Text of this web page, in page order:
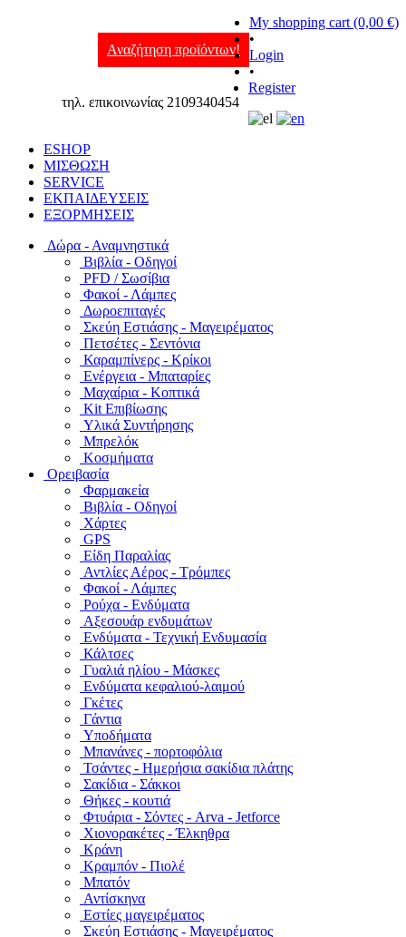
Αναζήτηση προϊόντων!
τηλ. επικοινωνίας 2109340454
My shopping cart (0,00 €)
•
Login
•
Register
ESHOP
ΜΙΣΘΩΣΗ
SERVICE
ΕΚΠΑΙΔΕΥΣΕΙΣ
ΕΞΟΡΜΗΣΕΙΣ
Δώρα - Αναμνηστικά
Βιβλία - Οδηγοί
PFD / Σωσίβια
Φακοί - Λάμπες
Δωροεπιταγές
Σκεύη Εστιάσης - Μαγειρέματος
Πετσέτες - Σεντόνια
Καραμπίνερς - Κρίκοι
Ενέργεια - Μπαταρίες
Μαχαίρια - Κοπτικά
Kit Επιβίωσης
Υλικά Συντήρησης
Μπρελόκ
Κοσμήματα
Ορειβασία
Φαρμακεία
Βιβλία - Οδηγοί
Χάρτες
GPS
Είδη Παραλίας
Αντλίες Αέρος - Τρόμπες
Φακοί - Λάμπες
Ρούχα - Ενδύματα
Αξεσουάρ ενδυμάτων
Ενδύματα - Τεχνική Ενδυμασία
Κάλτσες
Γυαλιά ηλίου - Μάσκες
Ενδύματα κεφαλιού-λαιμού
Γκέτες
Γάντια
Υποδήματα
Μπανάνες - πορτοφόλια
Τσάντες - Ημερήσια σακίδια πλάτης
Σακίδια - Σάκκοι
Θήκες - κουτιά
Φτυάρια - Σόντες - Arva - Jetforce
Χιονορακέτες - Έλκηθρα
Κράνη
Κραμπόν - Πιολέ
Μπατόν
Αντίσκηνα
Εστίες μαγειρέματος
Σκεύη Εστιάσης - Μαγειρέματος